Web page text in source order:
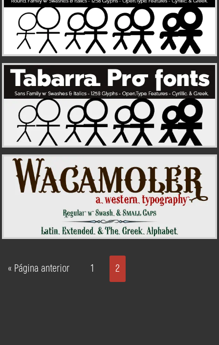
« Página anterior 1 2